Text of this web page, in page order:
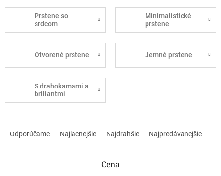
Prstene so
srdcom
Minimalistické
prstene
Otvorené prstene Jemné prstene
S drahokamami a
briliantmi
Odporúčame Najlacnejšie Najdrahšie Najpredávanejšie
Cena